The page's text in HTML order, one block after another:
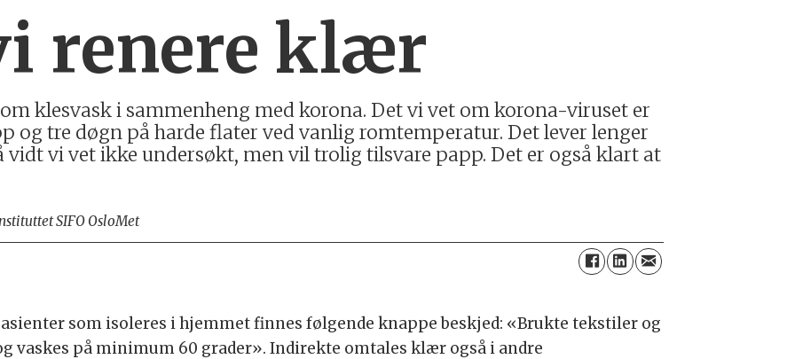
renere klær
klesvask i sammenheng med korona. Det vi vet om korona-viruset er
og tre døgn på harde flater ved vanlig romtemperatur. Det lever lenger
vidt vi vet ikke undersøkt, men vil trolig tilsvare papp. Det er også klart at
SIFO OsloMet
som isoleres i hjemmet finnes følgende knappe beskjed: «Brukte tekstiler og
vaskes på minimum 60 grader». Indirekte omtales klær også i andre